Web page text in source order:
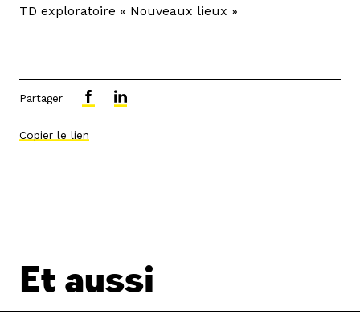
TD exploratoire « Nouveaux lieux »
Partager
Copier le lien
Et aussi